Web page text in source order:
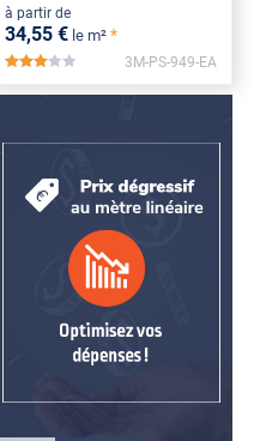
à partir de
34,55 € le m² *
*****
3M-PS-949-EA